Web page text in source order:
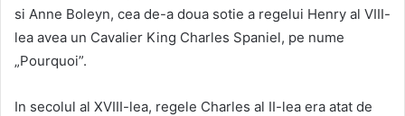
si Anne Boleyn, cea de-a doua sotie a regelui Henry al VIII-
lea avea un Cavalier King Charles Spaniel, pe nume
„Pourquoi”.
In secolul al XVIII-lea, regele Charles al II-lea era atat de